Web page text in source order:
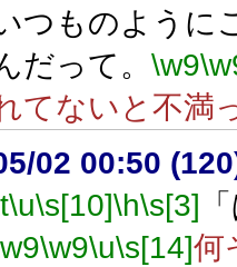
つものように
だって。 \w9
てないと不満
02 00:50
\u\s[10]\h\s[3]
\w9\u\s[14]何